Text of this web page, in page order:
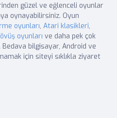
güzel ve eğlenceli oyunlar
oynayabilirsiniz. Oyun
oyunları, Atari klasikleri,
oyunları ve daha pek çok
bilgisayar, Android ve
için siteyi sıklıkla ziyaret